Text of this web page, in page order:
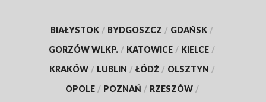
BIAŁYSTOK / BYDGOSZCZ / GDAŃSK /
GORZÓW WLKP. / KATOWICE / KIELCE /
KRAKÓW / LUBLIN / ŁÓDŹ / OLSZTYN /
OPOLE / POZNAŃ / RZESZÓW /